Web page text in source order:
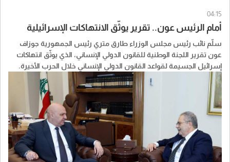
04:15
أمام الرئيس عون.. تقرير يوثّق الانتهاكات الإسرائيلية
سلّم نائب رئيس مجلس الوزراء طارق متري رئيس الجمهورية جوزاف
عون تقرير اللجنة الوطنية للقانون الدولي الإنساني، الذي يوثّق انتهاكات
إسرائيل الجسيمة لقواعد القانون الدولي الإنساني خلال الحرب الأخيرة.